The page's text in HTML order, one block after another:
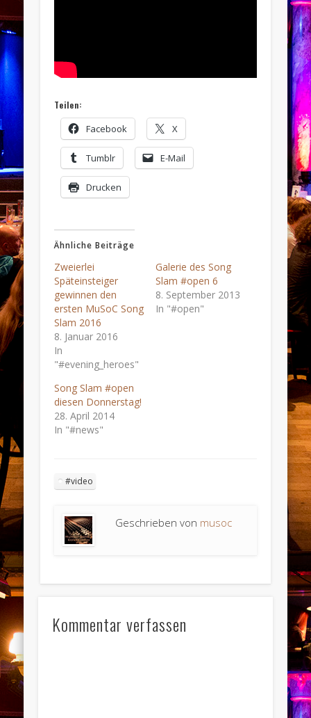
Teilen:
Facebook X
Tumblr E-Mail
Drucken
Ähnliche Beiträge
Zweierlei
Späteinsteiger
gewinnen den
ersten MuSoC Song
Slam 2016
8. Januar 2016
In
"#evening_heroes"
Galerie des Song
Slam #open 6
8. September 2013
In "#open"
Song Slam #open
diesen Donnerstag!
28. April 2014
In "#news"
#video
Geschrieben von musoc
Kommentar verfassen